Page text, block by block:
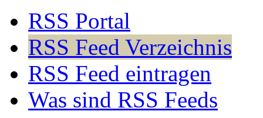
RSS Portal
RSS Feed Verzeichnis
RSS Feed eintragen
Was sind RSS Feeds